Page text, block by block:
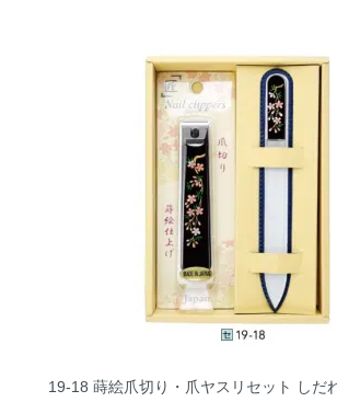
19-18 蒔絵爪切り・爪ヤスリセット しだ